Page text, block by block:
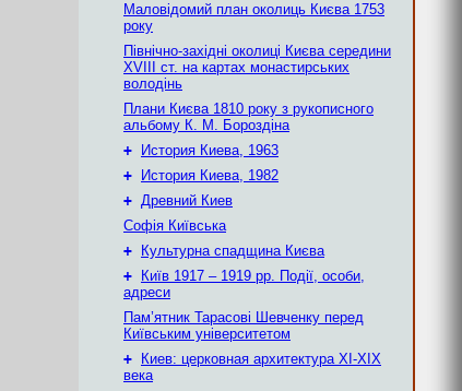
Маловідомий план околиць Києва 1753
року
Північно-західні околиці Києва середини
XVIII ст. на картах монастирських
володінь
Плани Києва 1810 року з рукописного
альбому К. М. Бороздіна
+
История Киева, 1963
+
История Киева, 1982
+ Древний Киев
Софія Київська
+
Культурна спадщина Києва
+
Київ 1917 – 1919 рр. Події, особи,
адреси
Пам’ятник Тарасові Шевченку перед
Київським університетом
+
Киев: церковная архитектура XI-XIX
века